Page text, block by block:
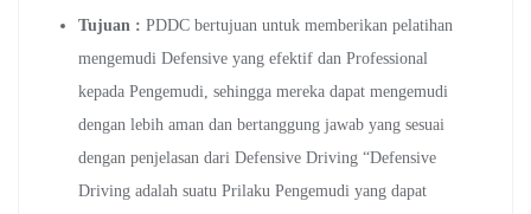
Tujuan : PDDC bertujuan untuk memberikan pelatihan
mengemudi Defensive yang efektif dan Professional
kepada Pengemudi, sehingga mereka dapat mengemudi
dengan lebih aman dan bertanggung jawab yang sesuai
dengan penjelasan dari Defensive Driving “Defensive
Driving adalah suatu Prilaku Pengemudi yang dapat